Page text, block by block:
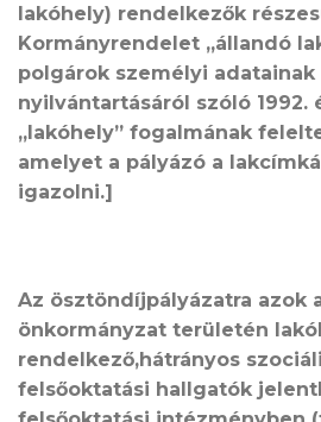
lakóhely) rendelkezők
Kormányrendelet „állandó
polgárok személyi
nyilvántartásáról szóló 1992.
„lakóhely” fogalmának
amelyet a pályázó a
igazolni.]
Az ösztöndíjpályázatra azok
önkormányzat területén
rendelkező,hátrányos
felsőoktatási hallgatók